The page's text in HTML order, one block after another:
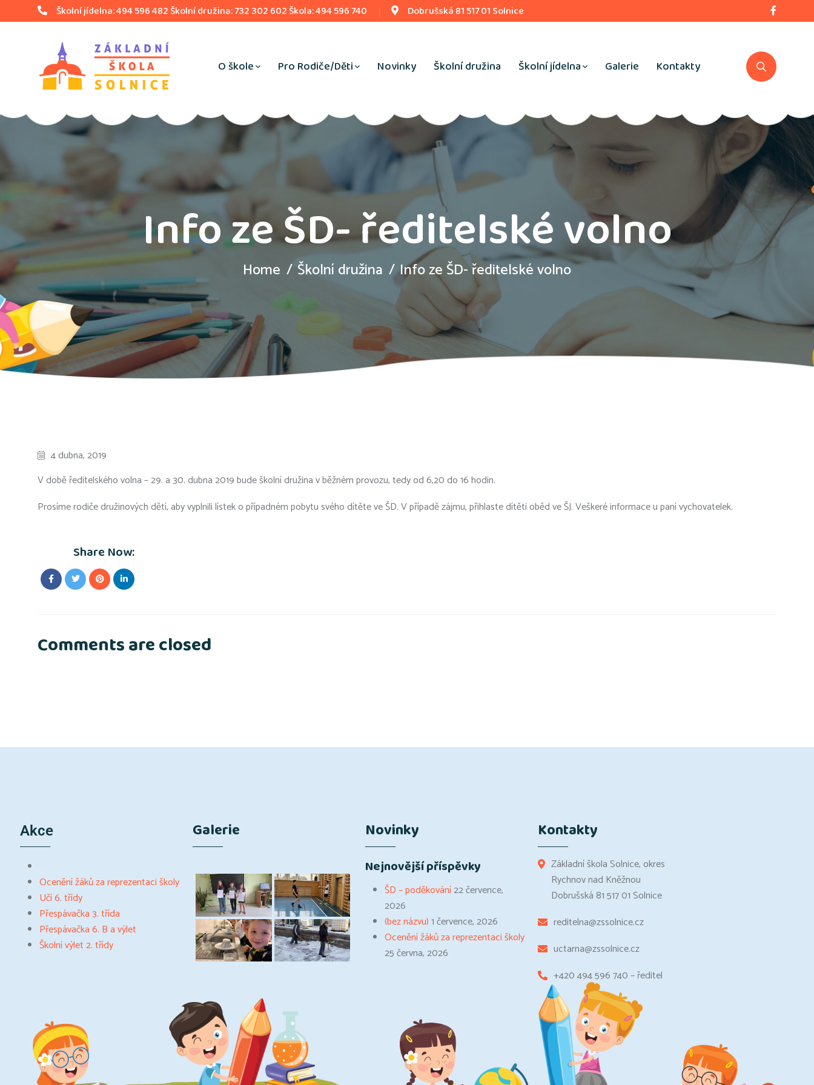
Školní jídelna: 494 596 482 Školní družina: 732 302 602 Škola: 494 596 740 Dobrušská 81 517 01 Solnice
O škole Pro Rodiče/Děti Novinky Školní družina Školní jídelna Galerie Kontakty
Info ze ŠD- ředitelské volno
Home Školní družina Info ze ŠD- ředitelské volno
4 dubna, 2019
V době ředitelského volna – 29. a 30. dubna 2019 bude školní družina v běžném provozu, tedy od 6,20 do 16 hodin.
Prosíme rodiče družinových dětí, aby vyplnili lístek o případném pobytu svého dítěte ve ŠD. V případě zájmu, přihlaste dítěti oběd ve ŠJ. Veškeré informace u paní vychovatelek.
Share Now:
Comments are closed
Akce
Ocenění žáků za reprezentaci školy
Učí 6. třídy
Přespávačka 3. třída
Přespávačka 6. B a výlet
Školní výlet 2. třídy
Galerie Novinky
Nejnovější příspěvky
ŠD – poděkování22 července,
2026
(bez názvu)1 července, 2026
Ocenění žáků za reprezentaci školy
25 června, 2026
Kontakty
Základní škola Solnice, okres
Rychnov nad Kněžnou
Dobrušská 81 517 01 Solnice
reditelna@zssolnice.cz
uctarna@zssolnice.cz
+420 494 596 740 – ředitel